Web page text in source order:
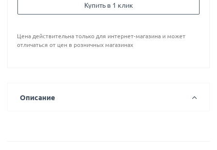
Купить в 1 клик
Цена действительна только для интернет-магазина и может
отличаться от цен в розничных магазинах
Описание